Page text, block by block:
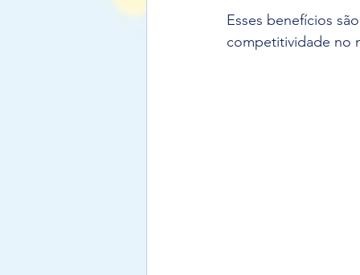
Esses benefícios
competitividade no